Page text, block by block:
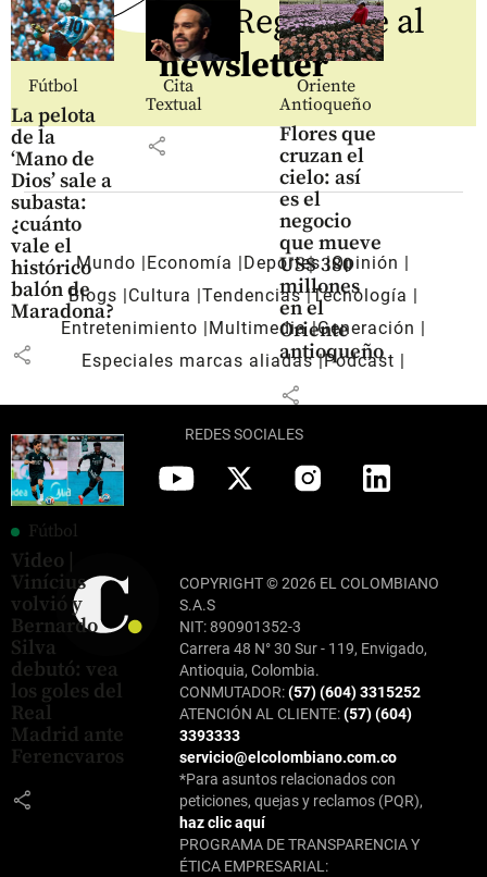
Fútbol
La pelota
de la
‘Mano de
Dios’ sale a
subasta:
¿cuánto
vale el
histórico
balón de
Maradona?
share
Cita
Textual
share
Oriente
Antioqueño
Flores que
cruzan el
cielo: así
es el
negocio
que mueve
US$ 380
millones
en el
Oriente
antioqueño
share
Fútbol
Video |
Vinícius
volvió y
Bernardo
Silva
debutó: vea
los goles del
Real
Madrid ante
Ferencvaros
share
Regístrate al
newsletter
Mundo Economía Deportes Opinión
Blogs
Cultura Tendencias Tecnología
Entretenimiento
Multimedia Generación
Especiales marcas aliadas Pódcast
REDES SOCIALES
COPYRIGHT © 2026 EL COLOMBIANO
S.A.S
NIT: 890901352-3
Carrera 48 N° 30 Sur - 119, Envigado,
Antioquia, Colombia.
CONMUTADOR:(57) (604) 3315252
ATENCIÓN AL CLIENTE:(57) (604)
3393333
servicio@elcolombiano.com.co
*Para asuntos relacionados con
peticiones, quejas y reclamos (PQR),
haz clic aquí
PROGRAMA DE TRANSPARENCIA Y
ÉTICA EMPRESARIAL: